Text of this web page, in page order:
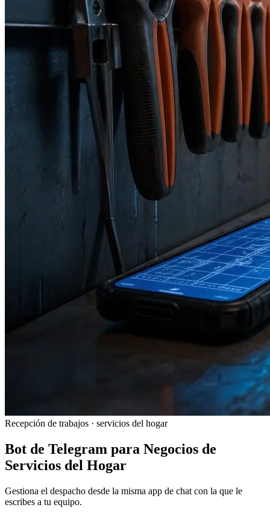
Recepción de trabajos · servicios del hogar
Bot de Telegram para Negocios de
Servicios del Hogar
Gestiona el despacho desde la misma app de chat con la que le
escribes a tu equipo.